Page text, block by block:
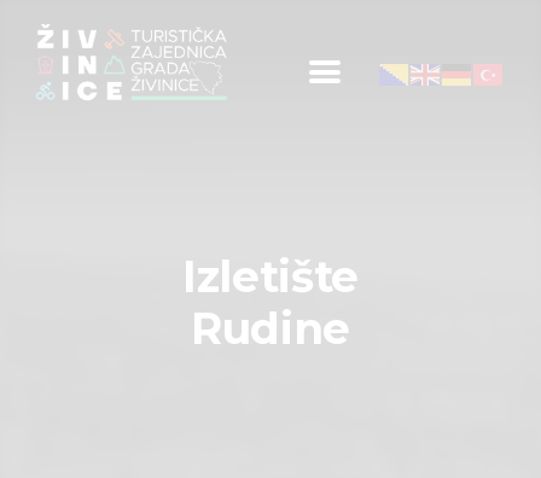
Izletište
Rudine
Događaji